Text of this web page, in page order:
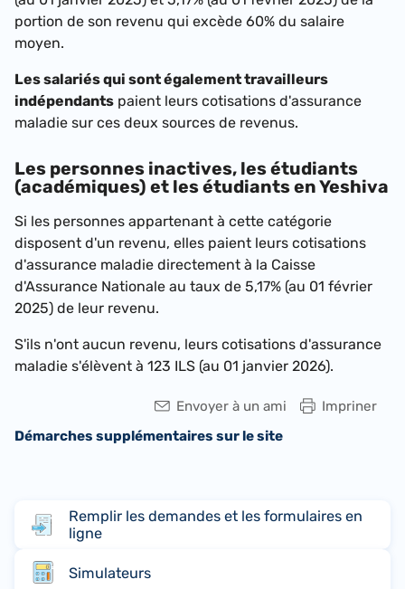
portion de son revenu qui excède 60% du salaire
moyen.
Les salariés qui sont également travailleurs
indépendants paient leurs cotisations d'assurance
maladie sur ces deux sources de revenus.
Les personnes inactives, les étudiants
(académiques) et les étudiants en Yeshiva
Si les personnes appartenant à cette catégorie
disposent d'un revenu, elles paient leurs cotisations
d'assurance maladie directement à la Caisse
d'Assurance Nationale au taux de 5,17% (au 01 février
2025) de leur revenu.
S'ils n'ont aucun revenu, leurs cotisations d'assurance
maladie s'élèvent à 123 ILS (au 01 janvier 2026).
Impriner
Envoyer à un ami
Démarches supplémentaires sur le site
Remplir les demandes et les formulaires en
ligne
Simulateurs